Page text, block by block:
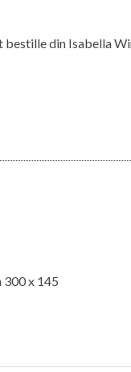
din Isabella
300 x 145